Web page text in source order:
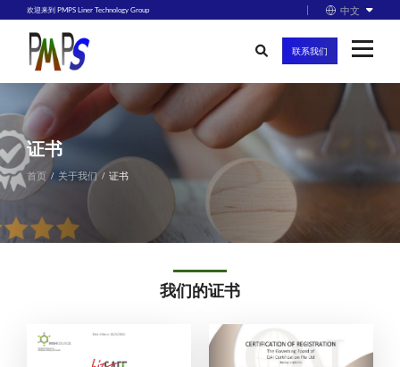
欢迎来到 PMPS Liner Technology Group 中文
联系我们
证书
首页 关于我们 证书
我们的证书